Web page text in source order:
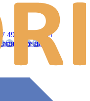
+7 499 990 21 84
Напишите нам